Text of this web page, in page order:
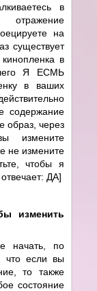
в
отражение
на
существует
в
Я ЕСМЬ
в ваших
содержание
образ, через
измените
не измените
чтобы я
ДА]
изменить
начать, по
что если вы
то также
состояние